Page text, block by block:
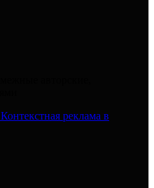
Контекстная реклама в